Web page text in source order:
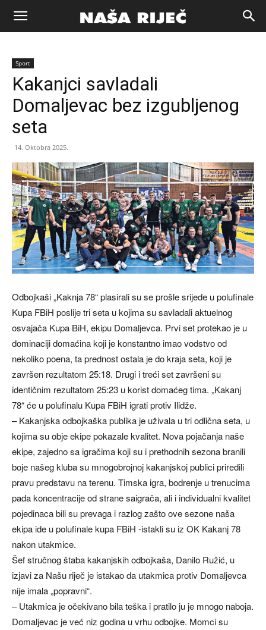
Naša
riječ
Sport
Kakanjci savladali
Domaljevac bez izgubljenog
seta
14. Oktobra 2025.
Odbojkaši „Kaknja 78“ plasirali su se prošle srijede u polufinale
Kupa FBiH poslije tri seta u kojima su savladali aktuelnog
osvajača Kupa BiH, ekipu Domaljevca. Prvi set protekao je u
dominaciji domaćina koji je konstantno imao vodstvo od
nekoliko poena, ta prednost ostala je do kraja seta, koji je
završen rezultatom 25:18. Drugi i treći set završeni su
identičnim rezultatom 25:23 u korist domaćeg tima. „Kakanj
78“ će u polufinalu Kupa FBiH igrati protiv Ilidže.
– Kakanjska odbojkaška publika je uživala u tri odlična seta, u
kojima su obje ekipe pokazale kvalitet. Nova pojačanja naše
ekipe, zajedno sa igračima koji su i prethodnih sezona branili
boje našeg kluba su mnogobrojnoj kakanjskoj publici priredili
pravu predstavu na terenu. Timska igra, bodrenje u trenucima
pada koncentracije od strane saigrača, ali i individualni kvalitet
pojedinaca bili su prevaga i razlog zašto ove sezone naša
ekipa ide u polufinale kupa FBiH -istakli su iz OK Kakanj 78
nakon utakmice.
Šef stručnog štaba kakanjskih odbojkaša, Danilo Ružić, u
izjavi za Našu riječ je istakao da utakmica protiv Domaljevca
nije imala „popravni“.
– Utakmica je očekivano bila teška i pratilo ju je mnogo naboja.
Domaljevac je već niz godina u vrhu odbojke. Momci su